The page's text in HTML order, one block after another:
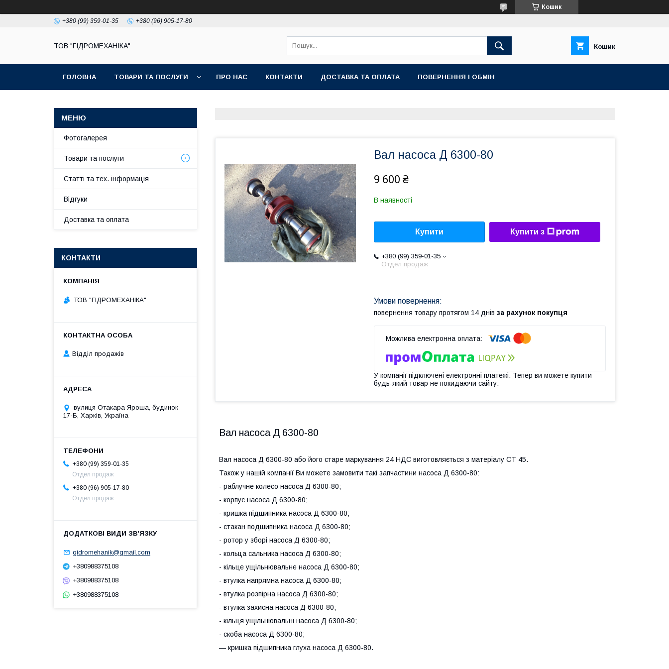
Кошик
+380 (99) 359-01-35 +380 (96) 905-17-80
ТОВ "ГІДРОМЕХАНІКА" Кошик
ГОЛОВНА ТОВАРИ ТА ПОСЛУГИ ПРО НАС КОНТАКТИ ДОСТАВКА ТА ОПЛАТА ПОВЕРНЕННЯ І ОБМІН
Вал насоса Д 6300-80
9 600 ₴
В наявності
Купити Купити з
+380 (99) 359-01-35
Отдел продаж
повернення товару протягом 14 днів за рахунок покупця
У компанії підключені електронні платежі. Тепер ви можете купити
будь-який товар не покидаючи сайту.
Вал насоса Д 6300-80
Вал насоса Д 6300-80 або його старе маркування 24 НДC виготовляється з матеріалу СТ 45.
Також у нашій компанії Ви можете замовити такі запчастини насоса Д 6300-80:
- раблучне колесо насоса Д 6300-80;
- корпус насоса Д 6300-80;
- кришка підшипника насоса Д 6300-80;
- стакан подшипника насоса Д 6300-80;
- ротор у зборі насоса Д 6300-80;
- кольца сальника насоса Д 6300-80;
- кільце ущільнювальне насоса Д 6300-80;
- втулка напрямна насоса Д 6300-80;
- втулка розпірна насоса Д 6300-80;
- втулка захисна насоса Д 6300-80;
- кільця ущільнювальні насоса Д 6300-80;
- скоба насоса Д 6300-80;
— кришка підшипника глуха насоса Д 6300-80.
Фотогалерея
Товари та послуги
Статті та тех. інформація
Відгуки
Доставка та оплата
КОНТАКТИ
ТОВ "ГІДРОМЕХАНІКА"
Відділ продажів
вулиця Отакара Яроша, будинок
17-Б, Харків, Україна
+380 (99) 359-01-35
Отдел продаж
+380 (96) 905-17-80
Отдел продаж
gidromehanik@gmail.com
+380988375108
+380988375108
+380988375108